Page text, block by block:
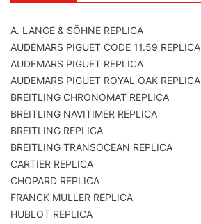
A. LANGE & SÖHNE REPLICA
AUDEMARS PIGUET CODE 11.59 REPLICA
AUDEMARS PIGUET REPLICA
AUDEMARS PIGUET ROYAL OAK REPLICA
BREITLING CHRONOMAT REPLICA
BREITLING NAVITIMER REPLICA
BREITLING REPLICA
BREITLING TRANSOCEAN REPLICA
CARTIER REPLICA
CHOPARD REPLICA
FRANCK MULLER REPLICA
HUBLOT REPLICA